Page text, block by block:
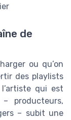
de
ou qu’on
des playlists
qui est
producteurs,
– subit une